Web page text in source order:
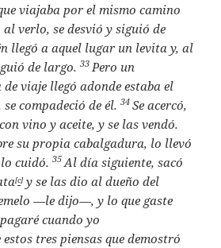
viajaba por el mismo camino
verlo, se desvió y siguió de
llegó a aquel lugar un levita y, al
de largo. 33 Pero un
viaje llegó adonde estaba el
compadeció de él. 34 Se acercó,
vino y aceite, y se las vendó.
su propia cabalgadura, lo llevó
cuidó. 35 Al día siguiente, sacó
[c] y se las dio al dueño del
—le dijo—, y lo que gaste
cuando yo
estos tres piensas que demostró